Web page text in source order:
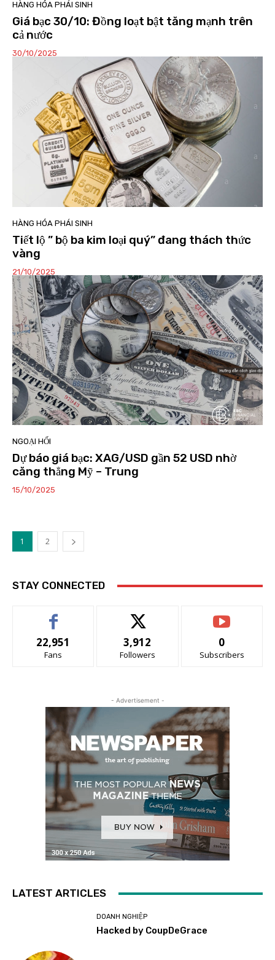
HÀNG HÓA PHÁI SINH
Giá bạc 30/10: Đồng loạt bật tăng mạnh trên
cả nước
30/10/2025
HÀNG HÓA PHÁI SINH
Tiết lộ ” bộ ba kim loại quý” đang thách thức
vàng
21/10/2025
NGOẠI HỐI
Dự báo giá bạc: XAG/USD gần 52 USD nhờ
căng thẳng Mỹ – Trung
15/10/2025
1 2
STAY CONNECTED
22,951
Fans
3,912
Followers
0
Subscribers
- Advertisement -
LATEST ARTICLES
DOANH NGHIỆP
Hacked by CoupDeGrace